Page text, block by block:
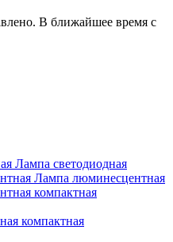
В ближайшее время с
Лампа светодиодная
Лампа люминесцентная
компактная